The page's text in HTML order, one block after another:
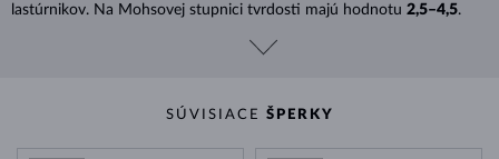
lastúrnikov. Na Mohsovej stupnici tvrdosti majú hodnotu 2,5–4,5.
SÚVISIACE ŠPERKY